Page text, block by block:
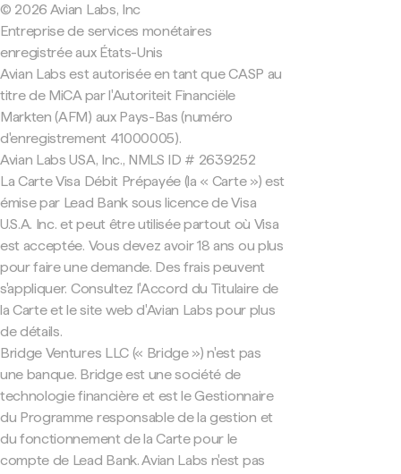
© 2026 Avian Labs, Inc
Entreprise de services monétaires
enregistrée aux États-Unis
Avian Labs est autorisée en tant que CASP au
titre de MiCA par l'Autoriteit Financiële
Markten (AFM) aux Pays-Bas (numéro
d'enregistrement 41000005).
Avian Labs USA, Inc., NMLS ID # 2639252
La Carte Visa Débit Prépayée (la « Carte ») est
émise par Lead Bank sous licence de Visa
U.S.A. Inc. et peut être utilisée partout où Visa
est acceptée. Vous devez avoir 18 ans ou plus
pour faire une demande. Des frais peuvent
s'appliquer. Consultez l'Accord du Titulaire de
la Carte et le site web d'Avian Labs pour plus
de détails.
Bridge Ventures LLC (« Bridge ») n'est pas
une banque. Bridge est une société de
technologie financière et est le Gestionnaire
du Programme responsable de la gestion et
du fonctionnement de la Carte pour le
compte de Lead Bank. Avian Labs n'est pas